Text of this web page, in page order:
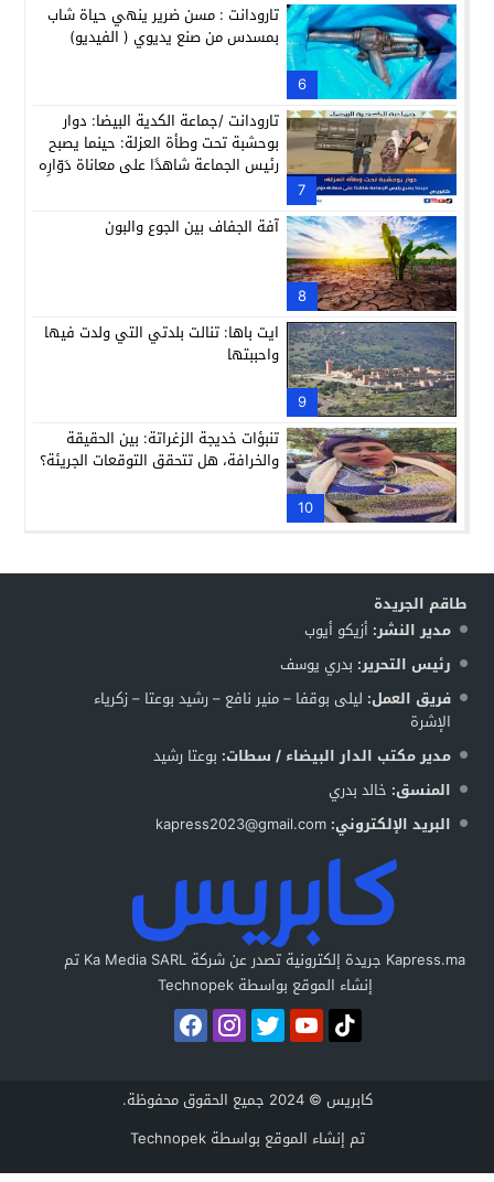
6
تارودانت : مسن ضرير ينهي حياة شاب
بمسدس من صنع يديوي ( الفيديو)
7
تارودانت /جماعة الكدية البيضا: دوار
بوحشبة تحت وطأة العزلة: حينما يصبح
رئيس الجماعة شاهدًا على معاناة دَوّارِه
8
آفة الجفاف بين الجوع والبون
9
ايت باها: تنالت بلدتي التي ولدت فيها
واحببتها
10
تنبؤات خديجة الزغراتة: بين الحقيقة
والخرافة، هل تتحقق التوقعات الجريئة؟
طاقم الجريدة
مدير النشر: أزيكو أيوب
رئيس التحرير: بدري يوسف
فريق العمل: ليلى بوقفا – منير نافع – رشيد بوعتا – زكرياء
الإشرة
مدير مكتب الدار البيضاء / سطات: بوعتا رشيد
المنسق: خالد بدري
البريد الإلكتروني: kapress2023@gmail.com
Kapress.ma جريدة إلكترونية تصدر عن شركة Ka Media SARL تم
إنشاء الموقع بواسطة Technopek
كابريس © 2024 جميع الحقوق محفوظة.
تم إنشاء الموقع بواسطةTechnopek